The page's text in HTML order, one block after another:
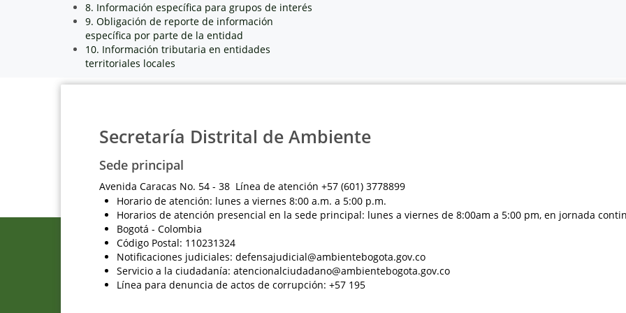
8. Información específica para grupos de interés
9. Obligación de reporte de información
específica por parte de la entidad
10. Información tributaria en entidades
territoriales locales
Secretaría Distrital de Ambiente
Sede principal
Avenida Caracas No. 54 - 38 Línea de atención +57 (601) 3778899
Horario de atención: lunes a viernes 8:00 a.m. a 5:00 p.m.
Horarios de atención presencial en la sede principal: lunes a viernes de 8:00am a 5:00 pm, en jornada
Bogotá - Colombia
Código Postal: 110231324
Notificaciones judiciales: defensajudicial@ambientebogota.gov.co
Servicio a la ciudadanía: atencionalciudadano@ambientebogota.gov.co
Línea para denuncia de actos de corrupción: +57 195